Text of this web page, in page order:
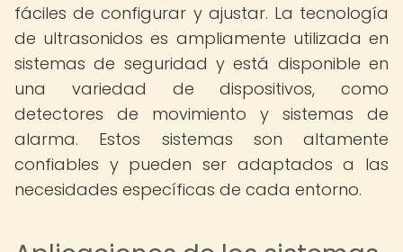
fáciles de configurar y ajustar. La tecnología
de ultrasonidos es ampliamente utilizada en
sistemas de seguridad y está disponible en
una variedad de dispositivos, como
detectores de movimiento y sistemas de
alarma. Estos sistemas son altamente
confiables y pueden ser adaptados a las
necesidades específicas de cada entorno.